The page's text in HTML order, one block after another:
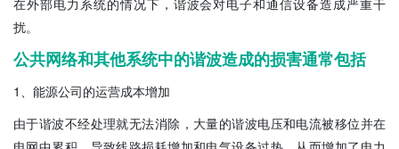
扰。
公共网络和其他系统中的谐波造成的损害通常包括
1、能源公司的运营成本增加
由于谐波不经处理就无法消除，大量的谐波电压和电流被移位并在